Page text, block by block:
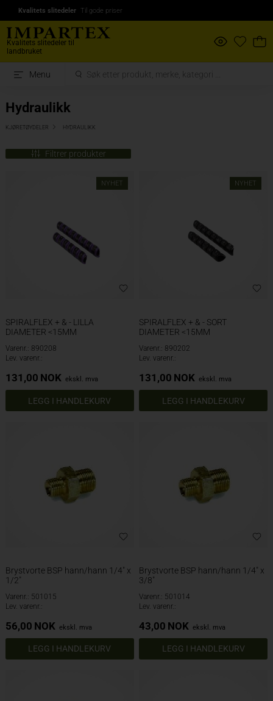
Kvalitets slitedeler Til gode priser
Kvalitets slitedeler til
landbruket
Menu
Hydraulikk
KJØRETØYDELER HYDRAULIKK
Filtrer produkter
NYHET
SPIRALFLEX + & - LILLA
DIAMETER <15MM
Varenr.: 890208
Lev. varenr.:
131,00 NOK ekskl. mva
NYHET
SPIRALFLEX + & - SORT
DIAMETER <15MM
Varenr.: 890202
Lev. varenr.:
131,00 NOK ekskl. mva
Brystvorte BSP hann/hann 1/4" x
1/2"
Varenr.: 501015
Lev. varenr.:
56,00 NOK ekskl. mva
Brystvorte BSP hann/hann 1/4" x
3/8"
Varenr.: 501014
Lev. varenr.:
43,00 NOK ekskl. mva